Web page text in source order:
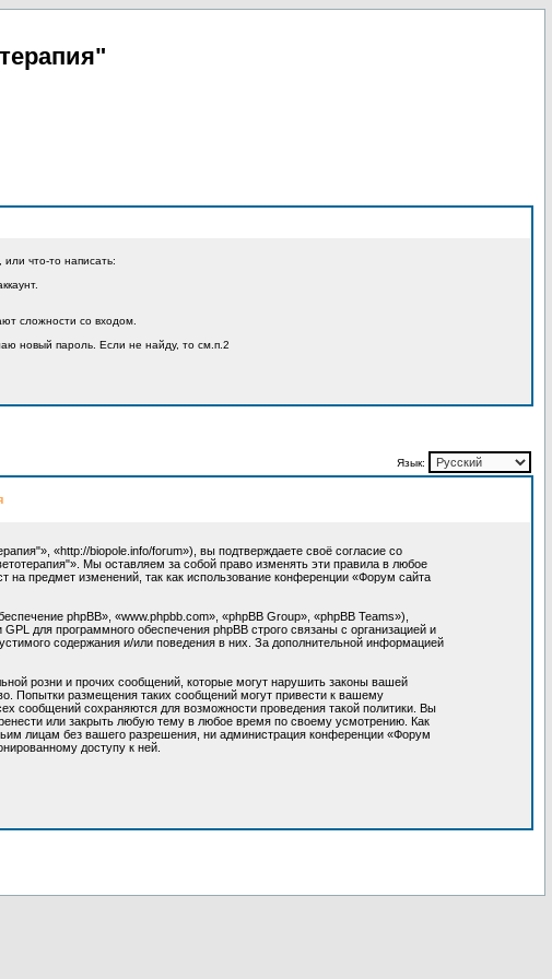
что-то написать:
сложности со входом.
новый пароль. Если не найду, то см.п.2
Язык:
«http://biopole.info/forum»), вы подтверждаете своё согласие со
Мы оставляем за собой право изменять эти правила в любое
предмет изменений, так как использование конференции «Форум сайта
phpBB», «www.phpbb.com», «phpBB Group», «phpBB Teams»),
GPL для программного обеспечения phpBB строго связаны с организацией и
содержания и/или поведения в них. За дополнительной информацией
розни и прочих сообщений, которые могут нарушить законы вашей
Попытки размещения таких сообщений могут привести к вашему
сообщений сохраняются для возможности проведения такой политики. Вы
или закрыть любую тему в любое время по своему усмотрению. Как
лицам без вашего разрешения, ни администрация конференции «Форум
доступу к ней.